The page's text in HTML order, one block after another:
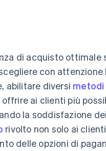
di acquisto ottimale
con
abilitare diversi metodi
ai clienti più
la soddisfazione
rivolto non solo ai
delle opzioni di